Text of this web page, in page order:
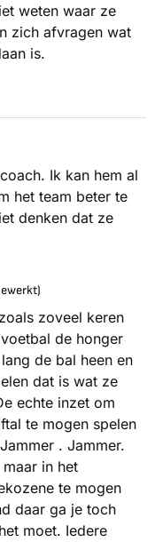
weten waar ze
zich afvragen wat
is.
Ik kan hem al
het team beter te
denken dat ze
zoveel keren
de honger
de bal heen en
dat is wat ze
echte inzet om
te mogen spelen
. Jammer.
in het
te mogen
daar ga je toch
moet. Iedere